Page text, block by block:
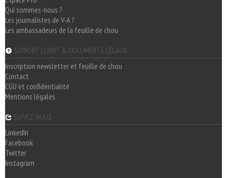
Qui sommes-nous ?
Les journalistes de V-A ?
Les ambassadeurs de la feuille de chou
SUPPORT CLIENT & DOCUMENTS LÉGAUX
Inscription newsletter et feuille de chou
Contact
CGU et confidentialité
Mentions légales
SUIVEZ-NOUS
LinkedIn
Facebook
Twitter
Instagram